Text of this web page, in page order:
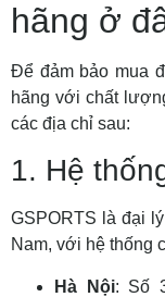
hãng ở
Để đảm bảo mua
hãng với chất
các địa chỉ sau:
1. Hệ
GSPORTS là đại
Nam, với hệ thống
Hà Nội: Số